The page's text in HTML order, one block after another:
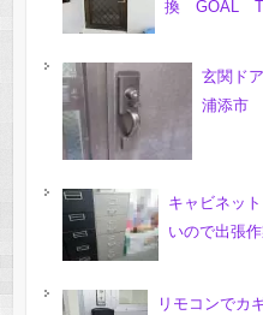
換 GOAL
玄関ド
浦添市
キャビネッ
いので出張
リモコンでカ